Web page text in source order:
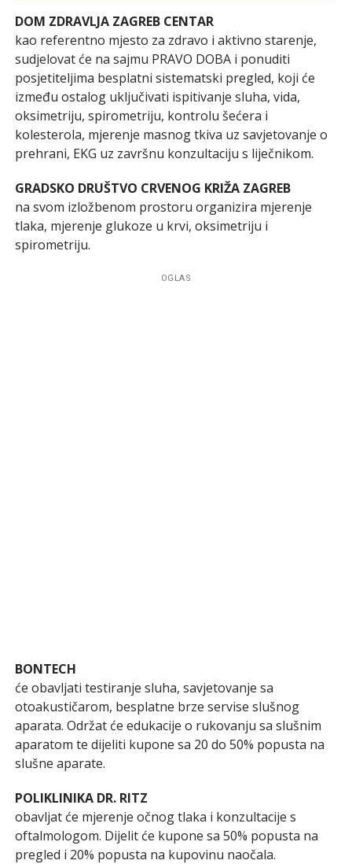
DOM ZDRAVLJA ZAGREB CENTAR
kao referentno mjesto za zdravo i aktivno starenje,
sudjelovat će na sajmu PRAVO DOBA i ponuditi
posjetiteljima besplatni sistematski pregled, koji će
između ostalog uključivati ispitivanje sluha, vida,
oksimetriju, spirometriju, kontrolu šećera i
kolesterola, mjerenje masnog tkiva uz savjetovanje o
prehrani, EKG uz završnu konzultaciju s liječnikom.
GRADSKO DRUŠTVO CRVENOG KRIŽA ZAGREB
na svom izložbenom prostoru organizira mjerenje
tlaka, mjerenje glukoze u krvi, oksimetriju i
spirometriju.
OGLAS
BONTECH
će obavljati testiranje sluha, savjetovanje sa
otoakustičarom, besplatne brze servise slušnog
aparata. Održat će edukacije o rukovanju sa slušnim
aparatom te dijeliti kupone sa 20 do 50% popusta na
slušne aparate.
POLIKLINIKA DR. RITZ
obavljat će mjerenje očnog tlaka i konzultacije s
oftalmologom. Dijelit će kupone sa 50% popusta na
pregled i 20% popusta na kupovinu naočala.